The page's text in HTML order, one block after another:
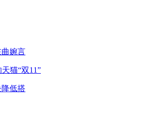
婉言
猫“双11”
低搭